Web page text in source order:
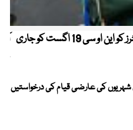
کیریبین پریمیئر لیگ ، قومی کرکٹرز کو این او سی 19 اگست کو جاری
شہریوں کی عارضی قیام کی درخواستیں